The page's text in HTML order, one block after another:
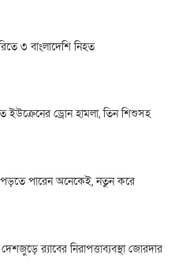
৩ বাংলাদেশি নিহত
ইউক্রেনের ড্রোন হামলা, তিন শিশুসহ
পড়তে পারেন অনেকেই, নতুন করে
র‌্যাবের নিরাপত্তাব্যবস্থা জোরদার